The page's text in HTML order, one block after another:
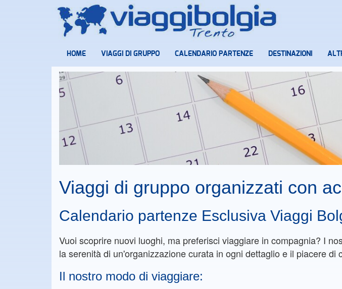
HOME VIAGGI DI GRUPPO CALENDARIO PARTENZE DESTINAZIONI
Viaggi di gruppo organizzati con
Calendario partenze Esclusiva Viaggi
Vuoi scoprire nuovi luoghi, ma preferisci viaggiare in compagnia? I
la serenità di un'organizzazione curata in ogni dettaglio e il piacere
Il nostro modo di viaggiare: